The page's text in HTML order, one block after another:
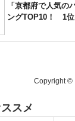
「京都府で人気の
ングTOP10！ 1位
Copyright ©
スメ